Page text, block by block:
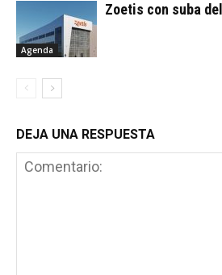
Agenda
Zoetis con suba
DEJA UNA RESPUESTA